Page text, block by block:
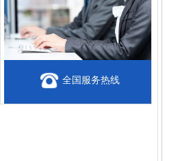
全国服务热线
0571-87673333